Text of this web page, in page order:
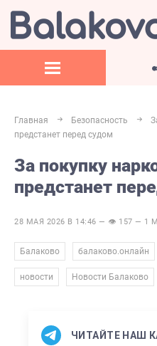
Главная Безопасность
предстанет перед судом
За покупку
предстанет
28 МАЯ 2026 В 14:46 — 👁 157 — 1
Балаково балаково.онлайн
новости Новости Балаково
ЧИТАЙТЕ НАШ